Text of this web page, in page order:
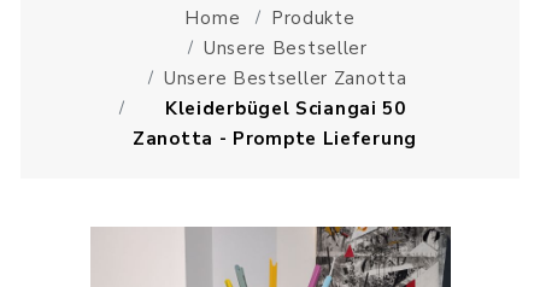
Home
Produkte
Unsere Bestseller
Unsere Bestseller Zanotta
Kleiderbügel Sciangai 50
Zanotta - Prompte Lieferung